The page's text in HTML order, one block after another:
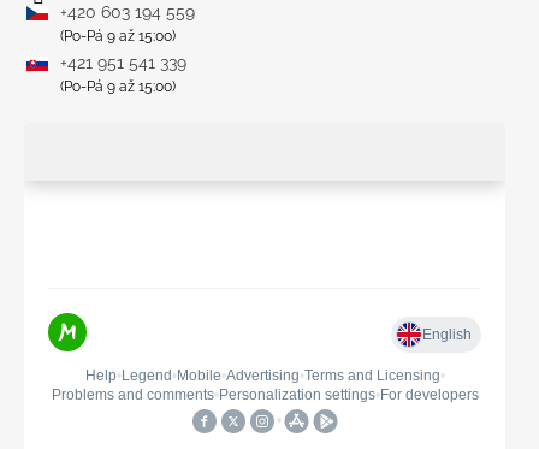
+420 603 194 559
(Po-Pá 9 až 15:00)
+421 951 541 339
(Po-Pá 9 až 15:00)